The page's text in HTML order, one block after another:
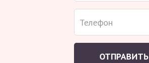
ОТПРАВИТЬ